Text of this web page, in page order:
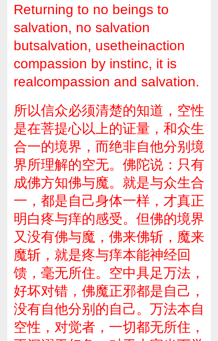
Returning to no beings to
salvation, no salvation
butsalvation, usetheinaction
compassion by instinc, it is
realcompassion and salvation.
所以信众必须清楚的知道，空性
是在菩提心以上的证量，和众生
合一的境界，而绝非自他分别境
界所理解的空无。佛陀说：只有
成佛方知佛与魔。就是与众生合
一，都是自己身体一样，才真正
明白疼与痒的感受。但佛的境界
又没有佛与魔，佛来佛斩，魔来
魔斩，就是疼与痒本能神经回
馈，毫无所住。空中具足万法，
好坏对错，佛魔正邪都是自己，
没有自他分别的自己。万法本自
空性，对觉者，一切都无所住，